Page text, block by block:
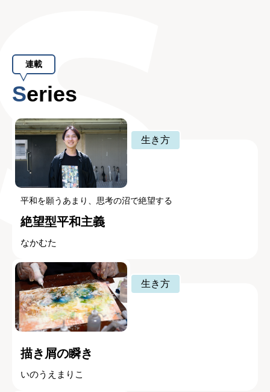
連載
Series
生き方
平和を願うあまり、思考の沼で絶望する
絶望型平和主義
なかむた
生き方
描き屑の瞬き
いのうえまりこ